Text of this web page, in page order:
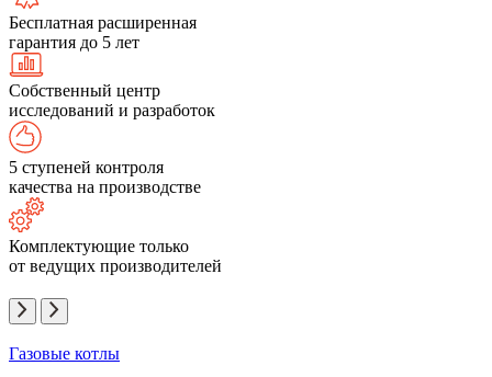
Бесплатная расширенная
гарантия до 5 лет
Собственный центр
исследований и разработок
5 ступеней контроля
качества на производстве
Комплектующие только
от ведущих производителей
Газовые котлы